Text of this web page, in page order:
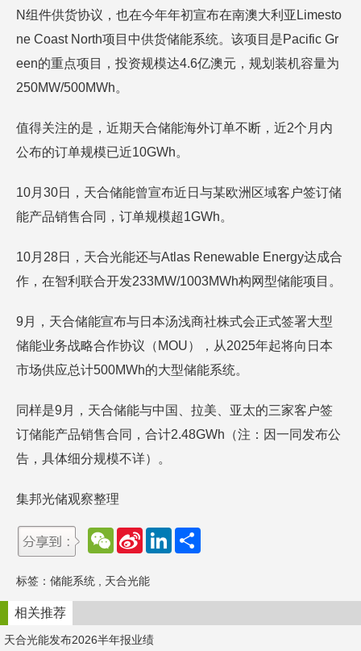
N组件供货协议，也在今年年初宣布在南澳大利亚Limesto
ne Coast North项目中供货储能系统。该项目是Pacific Gr
een的重点项目，投资规模达4.6亿澳元，规划装机容量为
250MW/500MWh。
值得关注的是，近期天合储能海外订单不断，近2个月内
公布的订单规模已近10GWh。
10月30日，天合储能曾宣布近日与某欧洲区域客户签订储
能产品销售合同，订单规模超1GWh。
10月28日，天合光能还与Atlas Renewable Energy达成合
作，在智利联合开发233MW/1003MWh构网型储能项目。
9月，天合储能宣布与日本汤浅商社株式会正式签署大型
储能业务战略合作协议（MOU），从2025年起将向日本
市场供应总计500MWh的大型储能系统。
同样是9月，天合储能与中国、拉美、亚太的三家客户签
订储能产品销售合同，合计2.48GWh（注：因一同发布公
告，具体细分规模不详）。
集邦光储观察整理
W
e
a
t
S
a
W
e
b
o
L
d
n
标签： 储能系统 天合光能
相关推荐
天合光能发布2026半年报业绩